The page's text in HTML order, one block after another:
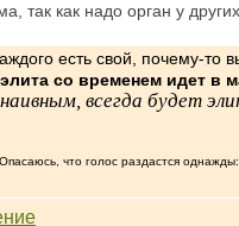
так как надо орган у
есть свой, почему-
со временем идет в
всегда будет
Опасаюсь, что голос раздастся